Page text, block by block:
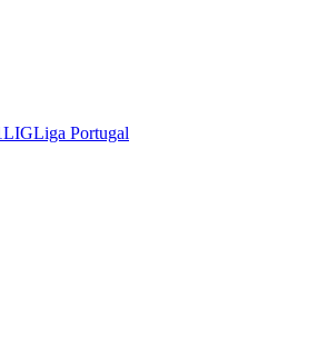
LIGLiga Portugal